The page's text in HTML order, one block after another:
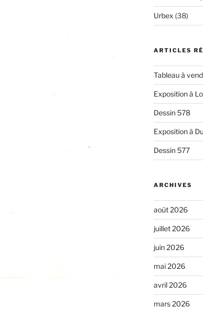
Urbex (38)
ARTICLES
Tableau à
Exposition à
Dessin 578
Exposition à
Dessin 577
ARCHIVES
août 2026
juillet 2026
juin 2026
mai 2026
avril 2026
mars 2026